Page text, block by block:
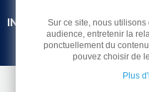
INFORMATIONS
Sur ce site, nous
audience, entretenir la
ponctuellement du
pouvez choisir de
Plus